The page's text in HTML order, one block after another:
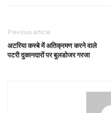
Previous article
अटरिया कस्बे में अतिक्रमण करने वाले
पटरी दुकानदारों पर बुलडोजर गरजा